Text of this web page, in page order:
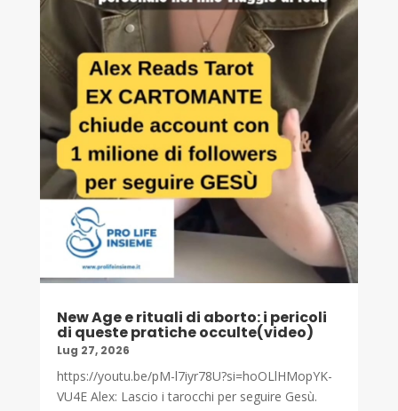
New Age e rituali di aborto: i pericoli
di queste pratiche occulte(video)
Lug 27, 2026
https://youtu.be/pM-l7iyr78U?si=hoOLlHMopYK-
VU4E Alex: Lascio i tarocchi per seguire Gesù.